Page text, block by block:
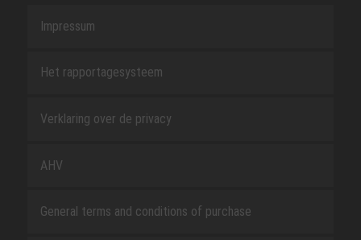
Impressum
Het rapportagesysteem
Verklaring over de privacy
AHV
General terms and conditions of purchase